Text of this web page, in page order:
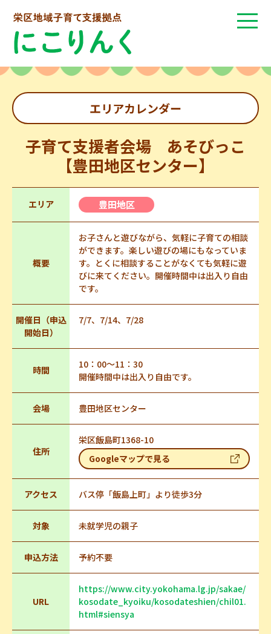
エリアカレンダー
子育て支援者会場 あそびっこ
【豊田地区センター】
エリア 豊田地区
概要
お子さんと遊びながら、気軽に子育ての相談
ができます。楽しい遊びの場にもなっていま
す。とくに相談することがなくても気軽に遊
びに来てください。開催時間中は出入り自由
です。
開催日（申込
開始日）
7/7、7/14、7/28
時間
10：00～11：30
開催時間中は出入り自由です。
会場 豊田地区センター
住所
栄区飯島町1368-10
Googleマップで見る
アクセス バス停「飯島上町」より徒歩3分
対象 未就学児の親子
申込方法 予約不要
URL
https://www.city.yokohama.lg.jp/sakae/
kosodate_kyoiku/kosodateshien/chil01.
html#siensya